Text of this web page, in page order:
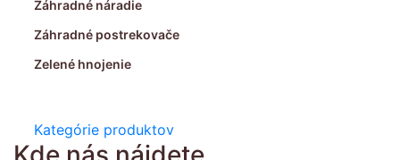
Záhradné náradie
Záhradné postrekovače
Zelené hnojenie
Kategórie produktov